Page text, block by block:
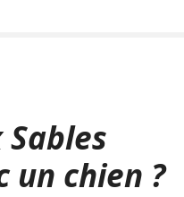
un chien ?